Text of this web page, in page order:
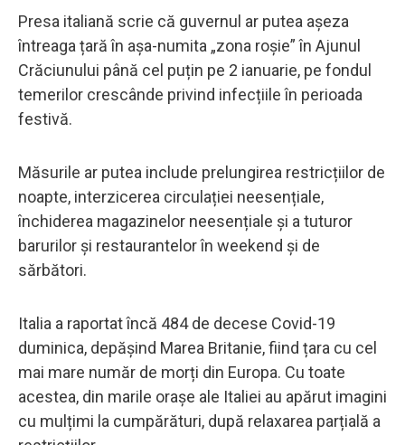
Presa italiană scrie că guvernul ar putea așeza
întreaga țară în așa-numita „zona roșie” în Ajunul
Crăciunului până cel puțin pe 2 ianuarie, pe fondul
temerilor crescânde privind infecțiile în perioada
festivă.
Măsurile ar putea include prelungirea restricțiilor de
noapte, interzicerea circulației neesențiale,
închiderea magazinelor neesențiale și a tuturor
barurilor și restaurantelor în weekend și de
sărbători.
Italia a raportat încă 484 de decese Covid-19
duminica, depășind Marea Britanie, fiind țara cu cel
mai mare număr de morți din Europa. Cu toate
acestea, din marile orașe ale Italiei au apărut imagini
cu mulțimi la cumpărături, după relaxarea parțială a